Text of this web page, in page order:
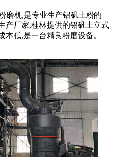
磨机,是专业生产铝矾土粉的
产厂家,桂林提供的铝矾土立式
本低,是一台精良粉磨设备。